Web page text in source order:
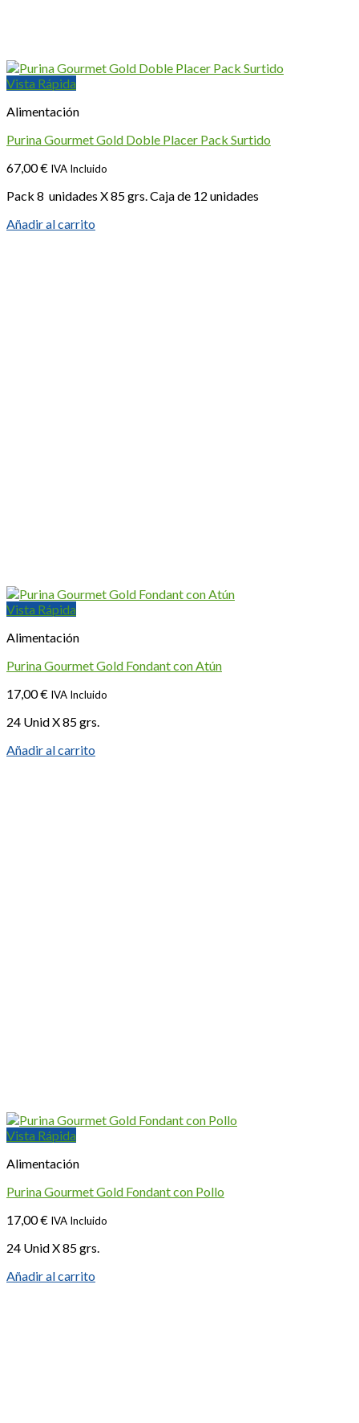
Vista Rápida
Alimentación
Purina Gourmet Gold Doble Placer Pack Surtido
67,00€ IVA Incluido
Pack 8 unidades X 85 grs. Caja de 12 unidades
Añadir al carrito
Vista Rápida
Alimentación
Purina Gourmet Gold Fondant con Atún
17,00€ IVA Incluido
24 Unid X 85 grs.
Añadir al carrito
Vista Rápida
Alimentación
Purina Gourmet Gold Fondant con Pollo
17,00€ IVA Incluido
24 Unid X 85 grs.
Añadir al carrito